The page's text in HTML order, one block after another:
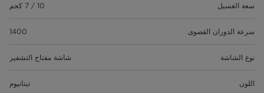
سعة الغسيل 10 / 7 كجم
سرعة الدوران القصوى 1400
نوع الشاشة شاشة مفتاح التشفير
اللون تيتانيوم